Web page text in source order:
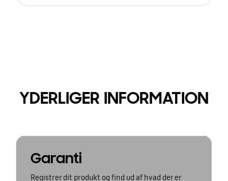
YDERLIGER INFORMATION
Garanti
Registrer dit produkt og find ud af hvad der er